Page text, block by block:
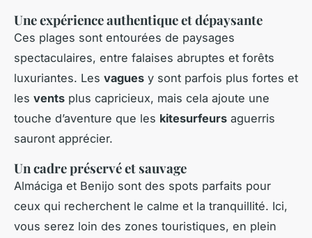
Une expérience authentique et dépaysante
Ces plages sont entourées de paysages
spectaculaires, entre falaises abruptes et forêts
luxuriantes. Les vagues y sont parfois plus fortes et
les vents plus capricieux, mais cela ajoute une
touche d’aventure que les kitesurfeurs aguerris
sauront apprécier.
Un cadre préservé et sauvage
Almáciga et Benijo sont des spots parfaits pour
ceux qui recherchent le calme et la tranquillité. Ici,
vous serez loin des zones touristiques, en plein